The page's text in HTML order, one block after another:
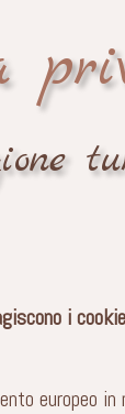
i
europeo in